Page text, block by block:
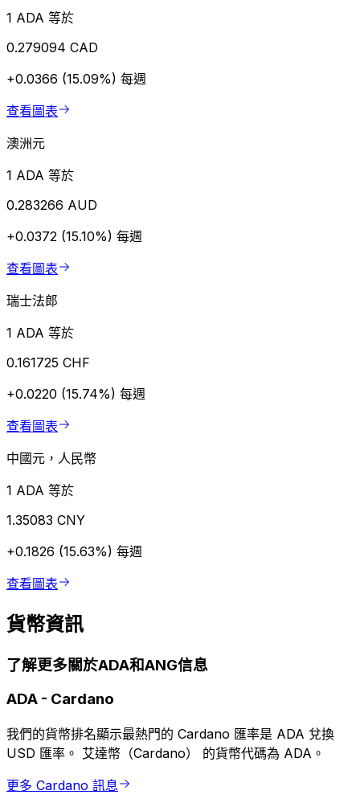
1 ADA 等於
0.279094 CAD
+0.0366 (15.09%) 每週
查看圖表
澳洲元
1 ADA 等於
0.283266 AUD
+0.0372 (15.10%) 每週
查看圖表
瑞士法郎
1 ADA 等於
0.161725 CHF
+0.0220 (15.74%) 每週
查看圖表
中國元，人民幣
1 ADA 等於
1.35083 CNY
+0.1826 (15.63%) 每週
查看圖表
貨幣資訊
了解更多關於ADA和ANG信息
ADA - Cardano
我們的貨幣排名顯示最熱門的 Cardano 匯率是 ADA 兌換
USD 匯率。 艾達幣（Cardano） 的貨幣代碼為 ADA。
更多 Cardano 訊息